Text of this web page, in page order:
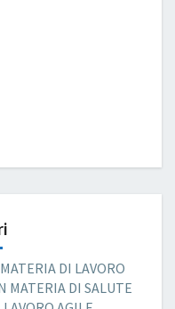
DI LAVORO
MATERIA DI SALUTE